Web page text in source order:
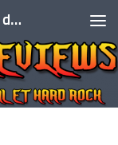
Chroniques albums de heavy metal et de hard rock